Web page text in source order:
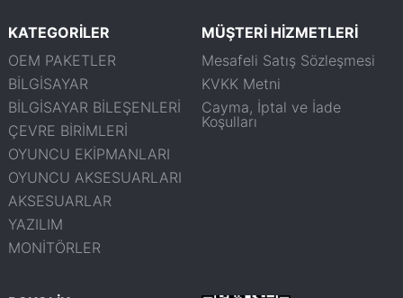
KATEGORİLER
OEM PAKETLER
BİLGİSAYAR
BİLGİSAYAR BİLEŞENLERİ
ÇEVRE BİRİMLERİ
OYUNCU EKİPMANLARI
OYUNCU AKSESUARLARI
AKSESUARLAR
YAZILIM
MONİTÖRLER
MÜŞTERİ HİZMETLERİ
Mesafeli Satış Sözleşmesi
KVKK Metni
Cayma, İptal ve İade
Koşulları